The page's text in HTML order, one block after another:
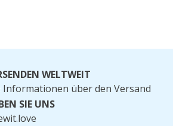
WELTWEIT
Informationen über den Versand
SIE UNS